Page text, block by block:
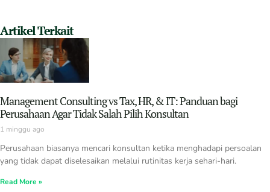
Artikel Terkait
Management Consulting vs Tax, HR, & IT: Panduan bagi
Perusahaan Agar Tidak Salah Pilih Konsultan
1 minggu ago
Perusahaan biasanya mencari konsultan ketika menghadapi persoalan
yang tidak dapat diselesaikan melalui rutinitas kerja sehari-hari.
Read More »